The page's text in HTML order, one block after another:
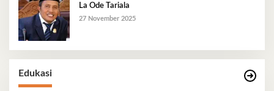
La Ode Tariala
27 November 2025
Edukasi